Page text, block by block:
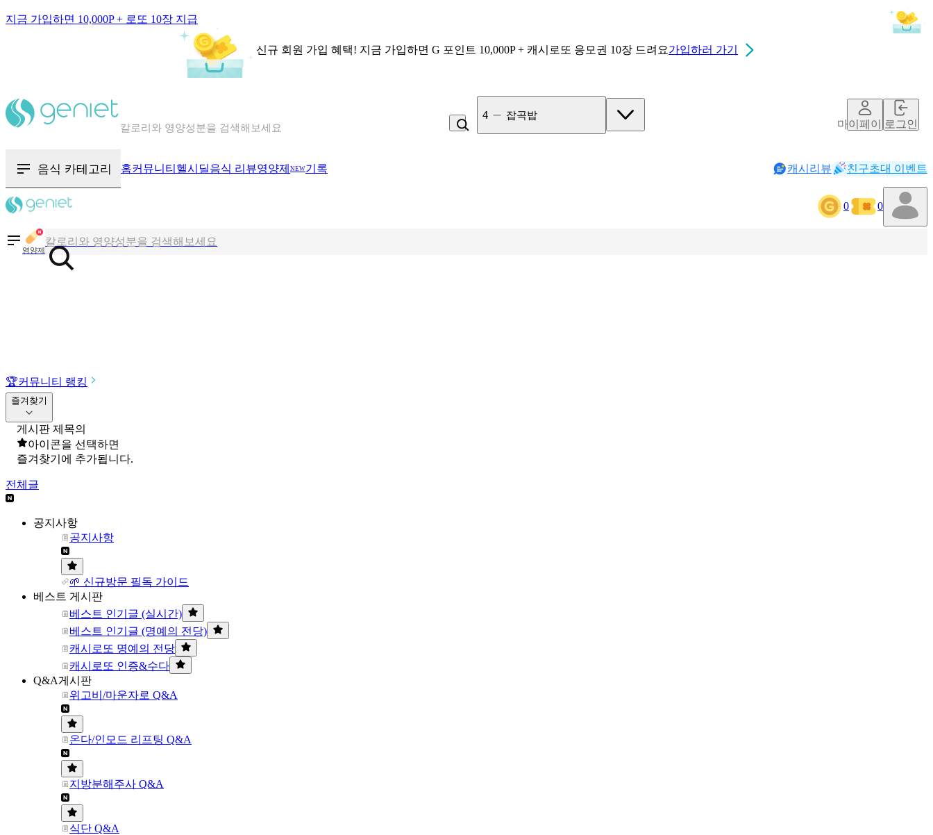
지금 가입하면 10,000P + 로또 10장 지급
신규 회원 가입 혜택! 지금 가입하면 G 포인트 10,000P + 캐시로또 응모권 10장 드려요가입하러 가기
칼로리와 영양성분을 검색해보세요
음식 · 영양제 리뷰를 찾아보세요
4 잡곡밥
마이페이지로그인
음식 카테고리 홈커뮤니티 헬시딜음식 리뷰영양제 NEW기록 캐시리뷰 친구초대 이벤트
0 0
영양제
칼로리와 영양성분을 검색해보세요
혈당 · 다이어트 음식 검색해보세요
🏆커뮤니티 랭킹
즐겨찾기
게시판 제목의
아이콘을 선택하면
즐겨찾기에 추가됩니다.
전체글
공지사항
공지사항
🌱 신규방문 필독 가이드
베스트 게시판
베스트 인기글 (실시간)
베스트 인기글 (명예의 전당)
캐시로또 명예의 전당
캐시로또 인증&수다
Q&A게시판
위고비/마운자로 Q&A
온다/인모드 리프팅 Q&A
지방분해주사 Q&A
식단 Q&A